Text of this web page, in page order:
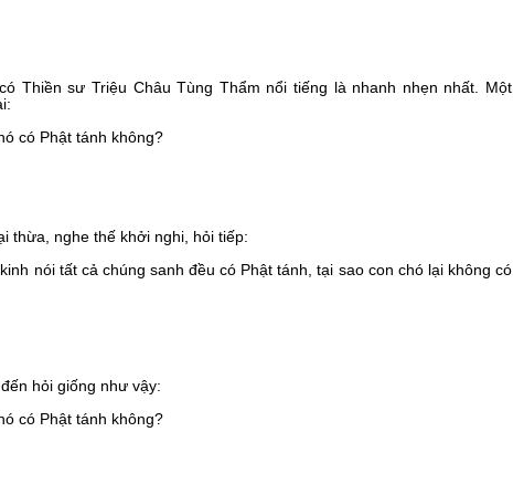
Thiền sư Triệu Châu Tùng Thẩm nổi tiếng là nhanh nhẹn nhất. Một
có Phật tánh không?
thừa, nghe thế khởi nghi, hỏi tiếp:
nói tất cả chúng sanh đều có Phật tánh, tại sao con chó lại không có
hỏi giống như vậy:
có Phật tánh không?